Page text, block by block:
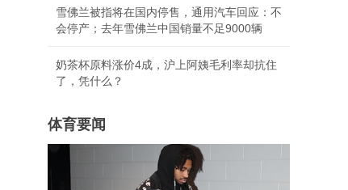
雪佛兰被指将在国内停售，通用汽车回应：不
会停产；去年雪佛兰中国销量不足9000辆
奶茶杯原料涨价4成，沪上阿姨毛利率却抗住
了，凭什么？
体育要闻